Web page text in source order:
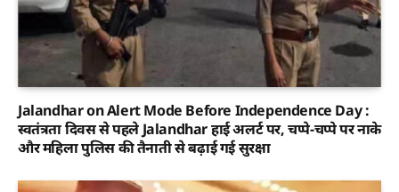
Jalandhar on Alert Mode Before Independence Day :
स्वतंत्रता दिवस से पहले Jalandhar हाई अलर्ट पर, चप्पे-चप्पे पर नाके
और महिला पुलिस की तैनाती से बढ़ाई गई सुरक्षा